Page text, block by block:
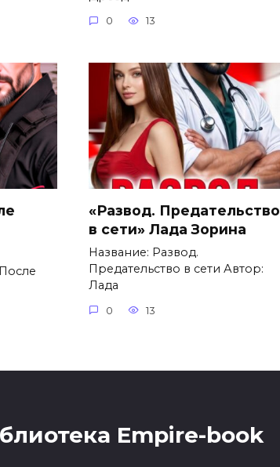
0 13
«Развод. Предательство
в сети» Лада Зорина
Название: Развод.
Предательство в сети Автор:
Лада
0 13
Empire-book